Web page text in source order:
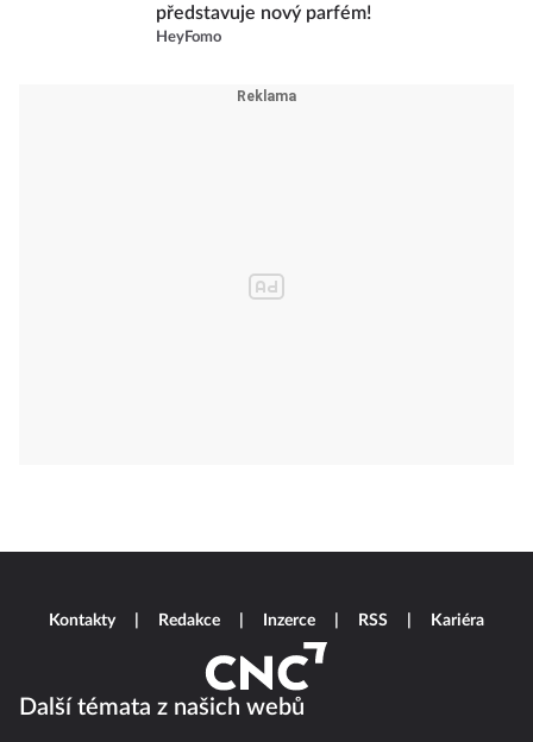
představuje nový parfém!
HeyFomo
Další témata z našich webů
Kontakty Redakce Inzerce RSS Kariéra